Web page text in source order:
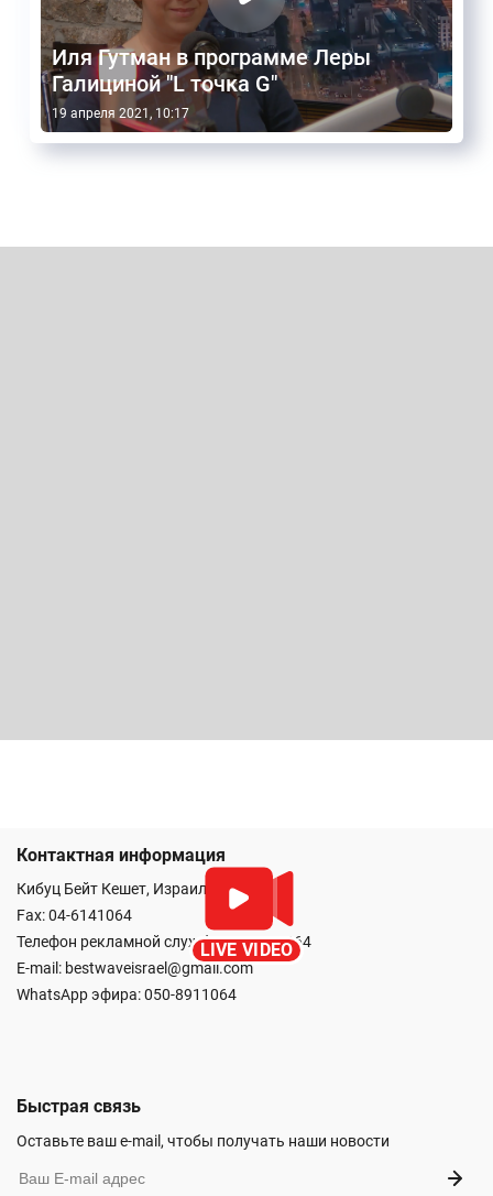
Иля Гутман в программе Леры
Галициной "L точка G"
19 апреля 2021, 10:17
LIVE VIDEO
Контактная информация
Кибуц Бейт Кешет, Израиль
Fax: 04-6141064
Телефон рекламной службы: 04-6101064
E-mail: bestwaveisrael@gmail.com
WhatsApp эфира:050-8911064
Быстрая связь
Оставьте ваш e-mail, чтобы получать наши новости